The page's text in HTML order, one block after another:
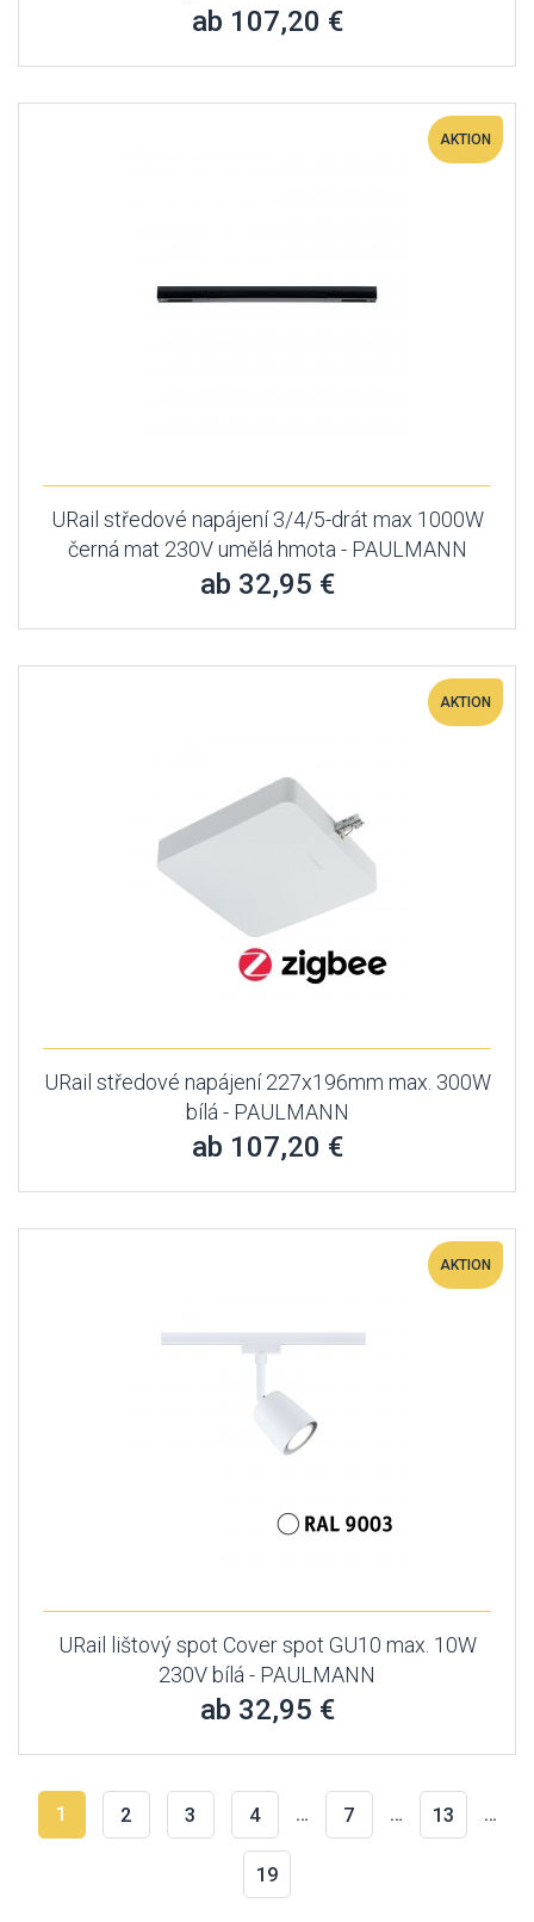
ab 107,20 €
AKTION
URail středové napájení 3/4/5-drát max 1000W
černá mat 230V umělá hmota - PAULMANN
ab 32,95 €
AKTION
URail středové napájení 227x196mm max. 300W
bílá - PAULMANN
ab 107,20 €
AKTION
URail lištový spot Cover spot GU10 max. 10W
230V bílá - PAULMANN
ab 32,95 €
1 2 3 4 … 7 … 13 …
19